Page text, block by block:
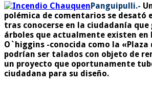
Panguipulli.-
polémica de comentarios se desató
tras conocerse en la ciudadanía
árboles que actualmente existen en
O`higgins -conocida como la «Plaza
podrían ser talados con objeto de
un proyecto que oportunamente
ciudadana para su diseño.